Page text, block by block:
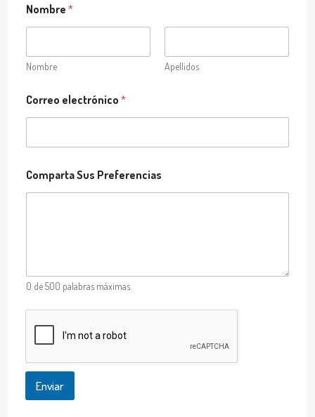
o
r
e
o
r
e
f
r
n
b
r
Nombre *
Nombre Apellidos
Correo electrónico *
Comparta Sus Preferencias
0 de 500 palabras máximas.
Enviar